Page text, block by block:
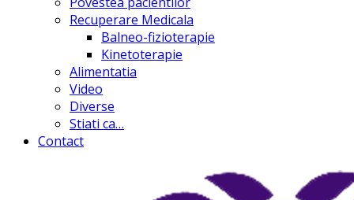
Recuperare Medicala
Balneo-fizioterapie
Kinetoterapie
Alimentatia
Video
Diverse
Stiati ca…
Contact